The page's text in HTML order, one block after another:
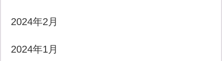
2024年2月
2024年1月